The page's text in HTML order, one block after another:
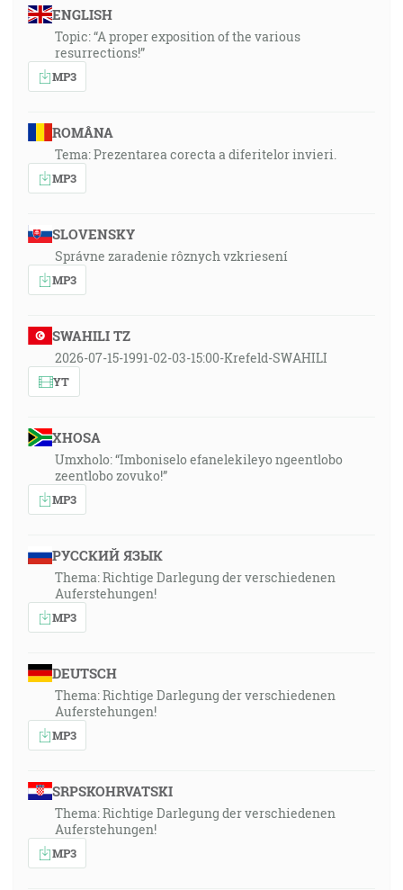
ENGLISH
Topic: “A proper exposition of the various
resurrections!”
MP3
ROMÂNA
Tema: Prezentarea corecta a diferitelor invieri.
MP3
SLOVENSKY
Správne zaradenie rôznych vzkriesení
MP3
SWAHILI TZ
2026-07-15-1991-02-03-15:00-Krefeld-SWAHILI
YT
XHOSA
Umxholo: “Imboniselo efanelekileyo ngeentlobo
zeentlobo zovuko!”
MP3
РУССКИЙ ЯЗЫК
Thema: Richtige Darlegung der verschiedenen
Auferstehungen!
MP3
DEUTSCH
Thema: Richtige Darlegung der verschiedenen
Auferstehungen!
MP3
SRPSKOHRVATSKI
Thema: Richtige Darlegung der verschiedenen
Auferstehungen!
MP3